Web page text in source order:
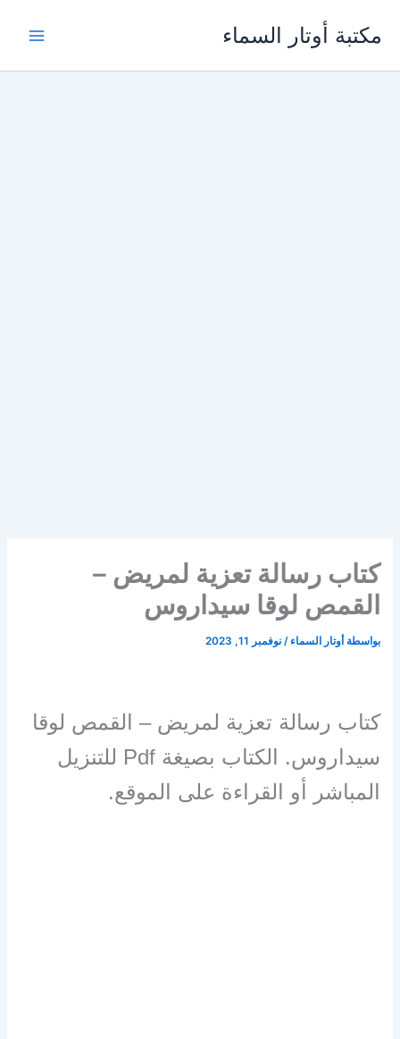
مكتبة أوتار السماء
كتاب رسالة تعزية لمريض –
القمص لوقا سيداروس
بواسطة أوتار السماء/نوفمبر 11, 2023
كتاب رسالة تعزية لمريض – القمص لوقا
سيداروس. الكتاب بصيغة Pdf للتنزيل
المباشر أو القراءة على الموقع.